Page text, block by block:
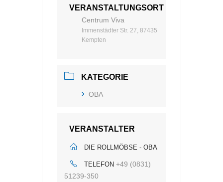
VERANSTALTUNGSORT
Centrum Viva
Immenstädter Str. 27, 87435
Kempten
KATEGORIE
OBA
VERANSTALTER
DIE ROLLMÖBSE - OBA
TELEFON +49 (0831)
51239-350